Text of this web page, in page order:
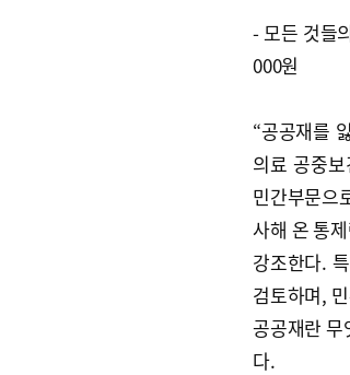
- 모든 것들
000원
“공공재를
의료 공중
민간부문으
사해 온 통
강조한다.
검토하며,
공공재란
다.